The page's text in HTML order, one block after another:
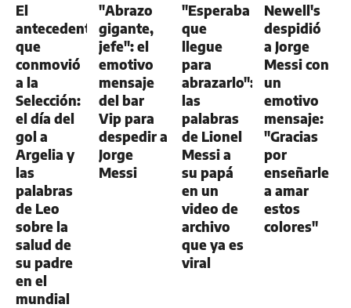
El
antecedente
que
conmovió
a la
Selección:
el día del
gol a
Argelia y
las
palabras
de Leo
sobre la
salud de
su padre
en el
mundial
"Abrazo
gigante,
jefe": el
emotivo
mensaje
del bar
Vip para
despedir a
Jorge
Messi
"Esperaba
que
llegue
para
abrazarlo":
las
palabras
de Lionel
Messi a
su papá
en un
video de
archivo
que ya es
viral
Newell's
despidió
a Jorge
Messi con
un
emotivo
mensaje:
"Gracias
por
enseñarle
a amar
estos
colores"